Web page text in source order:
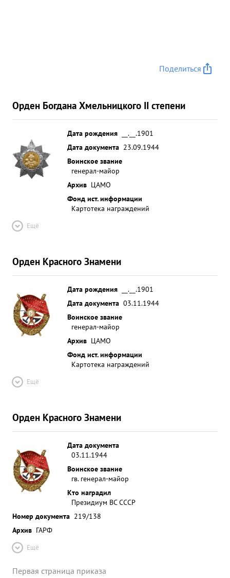
Поделиться
Орден Богдана Хмельницкого II степени
Дата рождения
__.__.1901
Дата документа 23.09.1944
Воинское звание
генерал-майор
Архив ЦАМО
Фонд ист. информации
Картотека награждений
Ещё
Орден Красного Знамени
Дата рождения
__.__.1901
Дата документа 03.11.1944
Воинское звание
генерал-майор
Архив ЦАМО
Фонд ист. информации
Картотека награждений
Ещё
Орден Красного Знамени
Дата документа
03.11.1944
Воинское звание
гв. генерал-майор
Кто наградил
Президиум ВС СССР
Номер документа 219/138
Архив ГАРФ
Ещё
Первая страница приказа